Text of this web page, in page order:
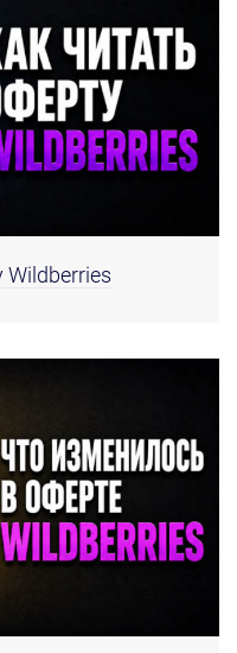
Wildberries